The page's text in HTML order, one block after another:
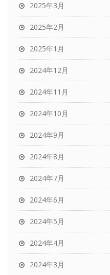
2025年3月
2025年2月
2025年1月
2024年12月
2024年11月
2024年10月
2024年9月
2024年8月
2024年7月
2024年6月
2024年5月
2024年4月
2024年3月